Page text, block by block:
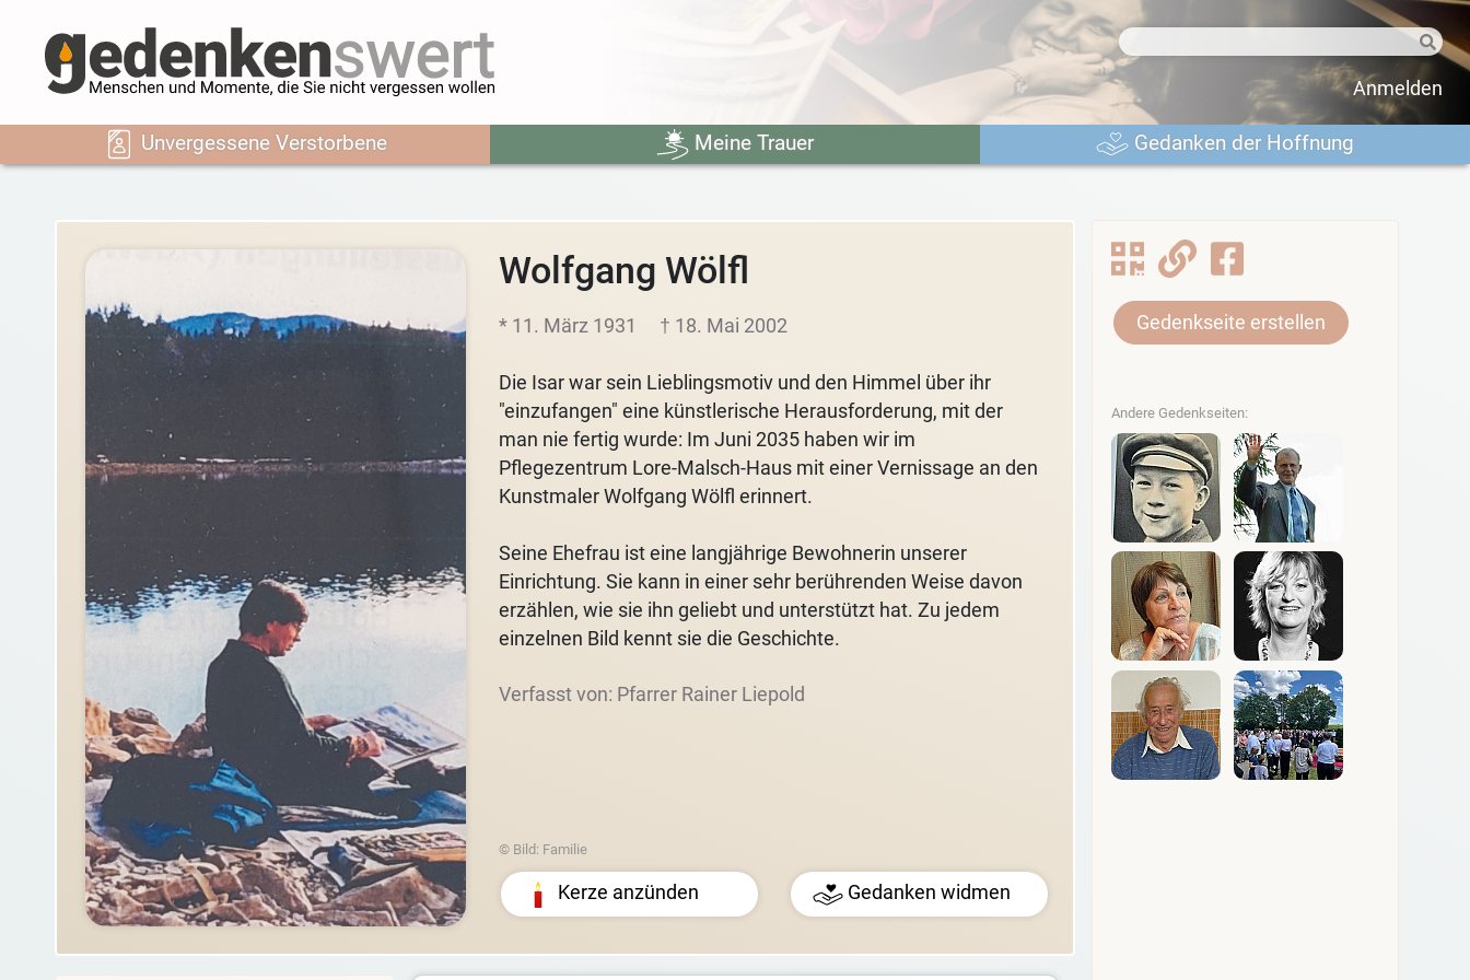
Anmelden
Unvergessene Verstorbene Meine Trauer Gedanken der Hoffnung
Wolfgang Wölfl
* 11. März 1931 † 18. Mai 2002
Die Isar war sein Lieblingsmotiv und den Himmel über ihr
"einzufangen" eine künstlerische Herausforderung, mit der
man nie fertig wurde: Im Juni 2035 haben wir im
Pflegezentrum Lore-Malsch-Haus mit einer Vernissage an den
Kunstmaler Wolfgang Wölfl erinnert.
Seine Ehefrau ist eine langjährige Bewohnerin unserer
Einrichtung. Sie kann in einer sehr berührenden Weise davon
erzählen, wie sie ihn geliebt und unterstützt hat. Zu jedem
einzelnen Bild kennt sie die Geschichte.
Verfasst von: Pfarrer Rainer Liepold
© Bild: Familie
Kerze anzünden Gedanken widmen
Gedenkseite erstellen
Andere Gedenkseiten: